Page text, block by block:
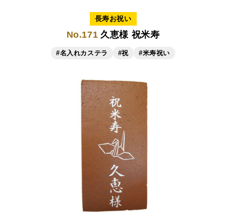
よくある質問
お問い合わせ
名入れカステラ（オリジナル）
長寿お祝い
No.171 久恵様 祝米寿
#名入れカステラ #祝 #米寿祝い